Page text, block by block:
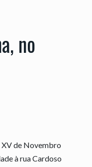
no
XV de Novembro
à rua Cardoso